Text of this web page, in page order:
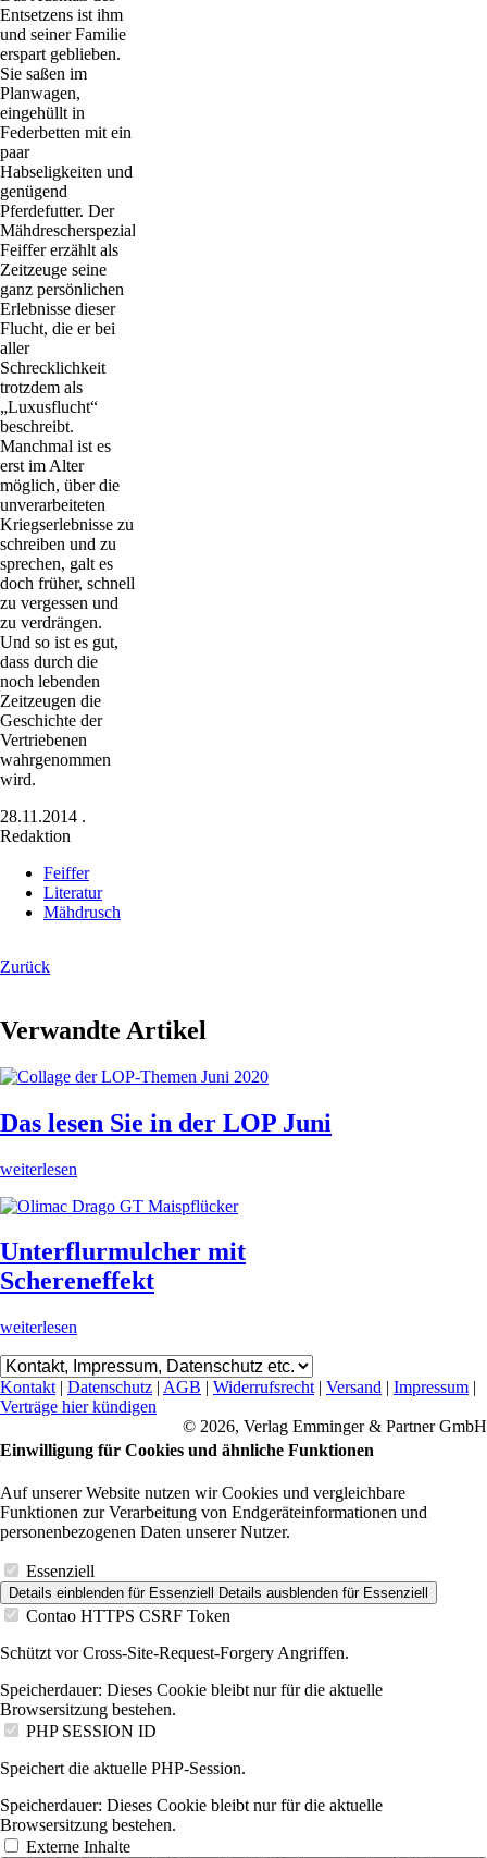
Entsetzens ist ihm
und seiner Familie
erspart geblieben.
Sie saßen im
Planwagen,
eingehüllt in
Federbetten mit ein
paar
Habseligkeiten und
genügend
Pferdefutter. Der
Mähdrescherspezialist
Feiffer erzählt als
Zeitzeuge seine
ganz persönlichen
Erlebnisse dieser
Flucht, die er bei
aller
Schrecklichkeit
trotzdem als
„Luxusflucht“
beschreibt.
Manchmal ist es
erst im Alter
möglich, über die
unverarbeiteten
Kriegserlebnisse zu
schreiben und zu
sprechen, galt es
doch früher, schnell
zu vergessen und
zu verdrängen.
Und so ist es gut,
dass durch die
noch lebenden
Zeitzeugen die
Geschichte der
Vertriebenen
wahrgenommen
wird.
28.11.2014 .
Redaktion
Feiffer
Literatur
Mähdrusch
Zurück
Verwandte Artikel
Das lesen Sie in der LOP Juni
weiterlesen
Unterflurmulcher mit
Schereneffekt
weiterlesen
Kontakt| Datenschutz | AGB | Widerrufsrecht| Versand | Impressum |
Verträge hier kündigen
© 2026, Verlag Emminger & Partner GmbH
Einwilligung für Cookies und ähnliche Funktionen
Auf unserer Website nutzen wir Cookies und vergleichbare
Funktionen zur Verarbeitung von Endgeräteinformationen und
personenbezogenen Daten unserer Nutzer.
Essenziell
Details einblenden für Essenziell Details ausblenden für Essenziell
Contao HTTPS CSRF Token
Schützt vor Cross-Site-Request-Forgery Angriffen.
Speicherdauer: Dieses Cookie bleibt nur für die aktuelle
Browsersitzung bestehen.
PHP SESSION ID
Speichert die aktuelle PHP-Session.
Speicherdauer: Dieses Cookie bleibt nur für die aktuelle
Browsersitzung bestehen.
Externe Inhalte